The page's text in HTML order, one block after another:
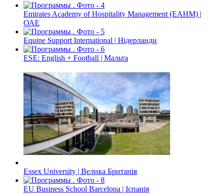
Emirates Academy of Hospitality Management (EAHM) |
ОАЕ
Equine Support International | Нідерланди
ESE: English + Football | Мальта
Essex University | Велика Британія
EU Business School Barcelona | Іспанія